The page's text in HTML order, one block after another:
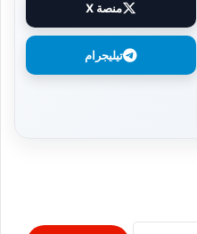
منصة X
تيليجرام